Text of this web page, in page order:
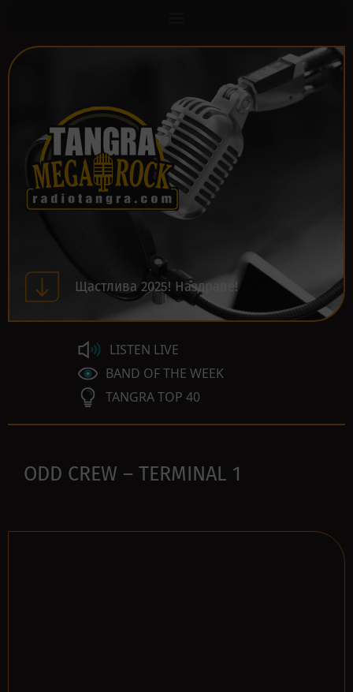
Щастлива 2025! Наздраве!
LISTEN LIVE
BAND OF THE WEEK
TANGRA TOP 40
ODD CREW – TERMINAL 1